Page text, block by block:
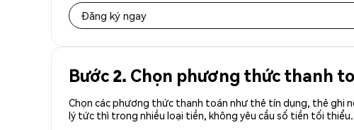
Đăng ký ngay
Bước 2. Chọn phương thức thanh
Chọn các phương thức thanh toán như thẻ tín dụng, thẻ ghi
lý tức thì trong nhiều loại tiền, không yêu cầu số tiền tối